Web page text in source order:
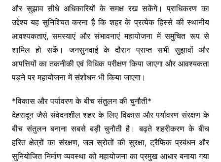
और सुझाव सीधे अधिकारियों के समक्ष रख सकेंगे। प्राधिकरण का
उद्देश्य यह सुनिश्चित करना है कि शहर के प्रत्येक हिस्से की स्थानीय
आवश्यकताएं, समस्याएं और संभावनाएं महायोजना में समुचित रूप से
शामिल हो सकें। जनसुनवाई के दौरान प्राप्त सभी सुझावों और
आपत्तियों का तकनीकी एवं विधिक परीक्षण किया जाएगा और आवश्यकता
पड़ने पर महायोजना में संशोधन भी किया जाएगा।
*विकास और पर्यावरण के बीच संतुलन की चुनौती*
देहरादून जैसे संवेदनशील शहर के लिए विकास और पर्यावरण संरक्षण के
बीच संतुलन बनाना सबसे बड़ी चुनौती है। बढ़ते शहरीकरण के बीच
हरित क्षेत्रों का संरक्षण, जल स्रोतों की सुरक्षा, ट्रैफिक प्रबंधन और
सुनियोजित निर्माण व्यवस्था को महायोजना का प्रमुख आधार बनाया गया